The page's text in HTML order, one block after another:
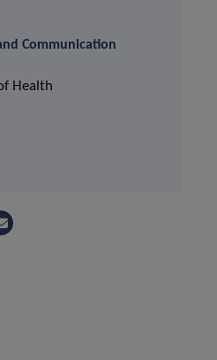
Communication
Health